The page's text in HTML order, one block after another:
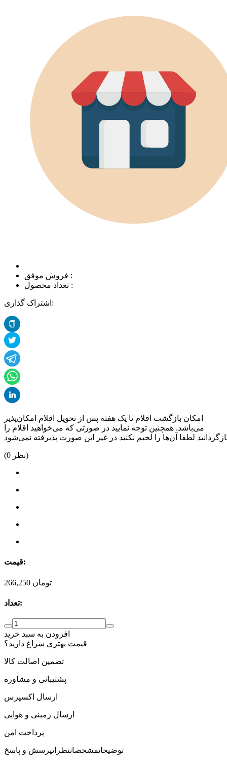
فروش موفق :
تعداد محصول :
اشتراک گذاری:
امکان بازگشت اقلام تا یک هفته پس از تحویل اقلام امکان‌پذیر
می‌باشد. همچنین توجه نمایید در صورتی که می‌خواهید اقلام را
(0 نظر)
قیمت:
266,250 تومان
تعداد:
افزودن به سبد خرید
قیمت بهتری سراغ دارید؟
تضمین اصالت کالا
پشتیبانی و مشاوره
ارسال اکسپرس
ارسال زمینی و هوایی
پرداخت امن
توضیحاتمشخصاتنظراتپرسش و پاسخ